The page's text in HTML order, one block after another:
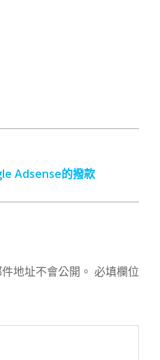
Adsense的撥款
地址不會公開。 必填欄位